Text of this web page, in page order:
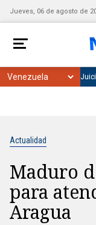
Jueves, 06 de agosto de
Actualidad
Maduro
para
Aragua